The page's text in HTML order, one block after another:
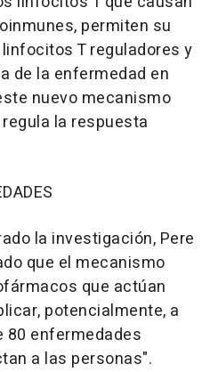
permiten su
T reguladores y
de la enfermedad en
nuevo mecanismo
la respuesta
la investigación, Pere
que el mecanismo
que actúan
potencialmente, a
80 enfermedades
a las personas".